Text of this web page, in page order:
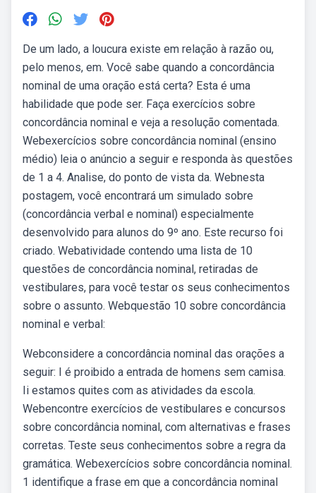
De um lado, a loucura existe em relação à razão ou,
pelo menos, em. Você sabe quando a concordância
nominal de uma oração está certa? Esta é uma
habilidade que pode ser. Faça exercícios sobre
concordância nominal e veja a resolução comentada.
Webexercícios sobre concordância nominal (ensino
médio) leia o anúncio a seguir e responda às questões
de 1 a 4. Analise, do ponto de vista da. Webnesta
postagem, você encontrará um simulado sobre
(concordância verbal e nominal) especialmente
desenvolvido para alunos do 9º ano. Este recurso foi
criado. Webatividade contendo uma lista de 10
questões de concordância nominal, retiradas de
vestibulares, para você testar os seus conhecimentos
sobre o assunto. Webquestão 10 sobre concordância
nominal e verbal:
Webconsidere a concordância nominal das orações a
seguir: I é proibido a entrada de homens sem camisa.
Ii estamos quites com as atividades da escola.
Webencontre exercícios de vestibulares e concursos
sobre concordância nominal, com alternativas e frases
corretas. Teste seus conhecimentos sobre a regra da
gramática. Webexercícios sobre concordância nominal.
1 identifique a frase em que a concordância nominal